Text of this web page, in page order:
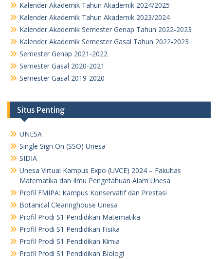
Kalender Akademik Tahun Akademik 2024/2025
Kalender Akademik Tahun Akademik 2023/2024
Kalender Akademik Semester Genap Tahun 2022-2023
Kalender Akademik Semester Gasal Tahun 2022-2023
Semester Genap 2021-2022
Semester Gasal 2020-2021
Semester Gasal 2019-2020
Situs Penting
UNESA
Single Sign On (SSO) Unesa
SIDIA
Unesa Virtual Kampus Expo (UVCE) 2024 – Fakultas
Matematika dan Ilmu Pengetahuan Alam Unesa
Profil FMIPA: Kampus Konservatif dan Prestasi
Botanical Clearinghouse Unesa
Profil Prodi S1 Pendidikan Matematika
Profil Prodi S1 Pendidikan Fisika
Profil Prodi S1 Pendidikan Kimia
Profil Prodi S1 Pendidikan Biologi